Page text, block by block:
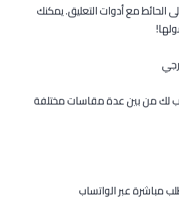
الحائط مع أدوات التعليق. يمكنك
لك من بين عدة مقاسات مختلفة
مباشرة عبر الواتساب